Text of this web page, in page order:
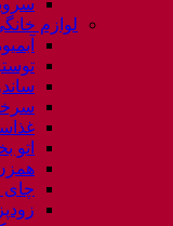
لوازم
اتو
چای
زودپز